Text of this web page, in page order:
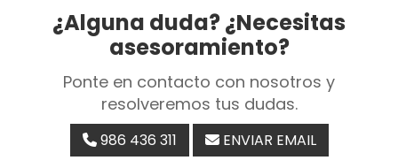
¿Alguna duda? ¿Necesitas
asesoramiento?
Ponte en contacto con nosotros y
resolveremos tus dudas.
986 436 311 ENVIAR EMAIL